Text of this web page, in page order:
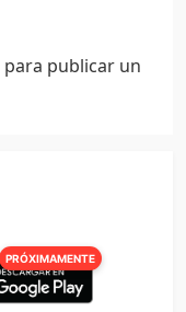
para publicar un
PRÓXIMAMENTE